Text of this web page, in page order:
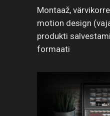
Montaaž,
motion design
produkti
formaati